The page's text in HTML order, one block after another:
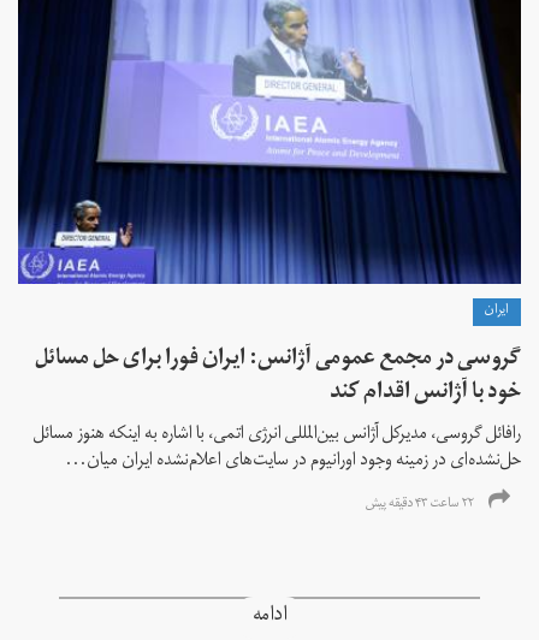
ايران
گروسی در مجمع عمومی آژانس: ایران فورا برای حل مسائل
خود با آژانس اقدام کند
رافائل گروسی، مدیرکل آژانس بین‌المللی انرژی اتمی، با اشاره به اینکه هنوز مسائل
حل‌نشده‌ای در زمینه وجود اورانیوم در سایت‌های اعلام‌نشده ایران میان...
۲۲ ساعت ۴۳ دقیقه پیش
ادامه